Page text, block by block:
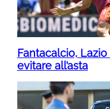
Fantacalcio,
evitare all’asta